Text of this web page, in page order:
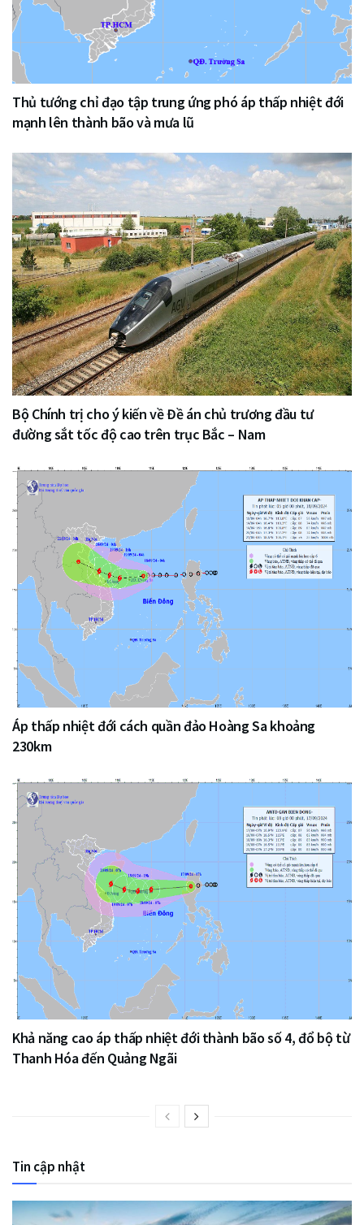
Thủ tướng chỉ đạo tập trung ứng phó áp thấp nhiệt đới
mạnh lên thành bão và mưa lũ
Bộ Chính trị cho ý kiến về Đề án chủ trương đầu tư
đường sắt tốc độ cao trên trục Bắc – Nam
Áp thấp nhiệt đới cách quần đảo Hoàng Sa khoảng
230km
Khả năng cao áp thấp nhiệt đới thành bão số 4, đổ bộ từ
Thanh Hóa đến Quảng Ngãi
Tin cập nhật